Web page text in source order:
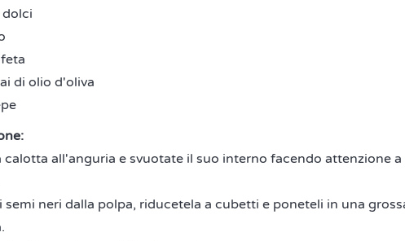
di olio d'oliva
calotta all'anguria e svuotate il suo interno facendo attenzione a
semi neri dalla polpa, riducetela a cubetti e poneteli in una